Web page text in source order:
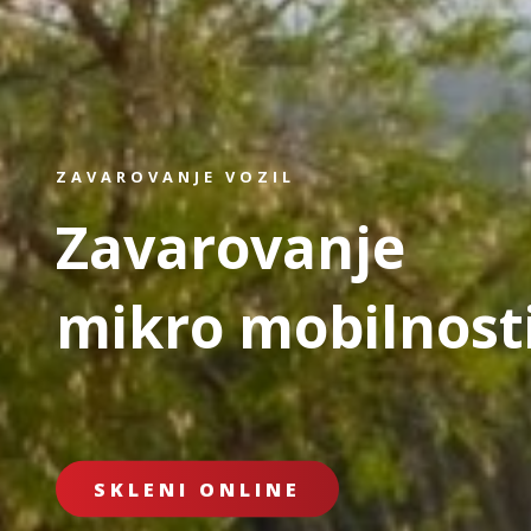
ZAVAROVANJE VOZIL
Zavarovanje
mikro
SKLENI ONLINE